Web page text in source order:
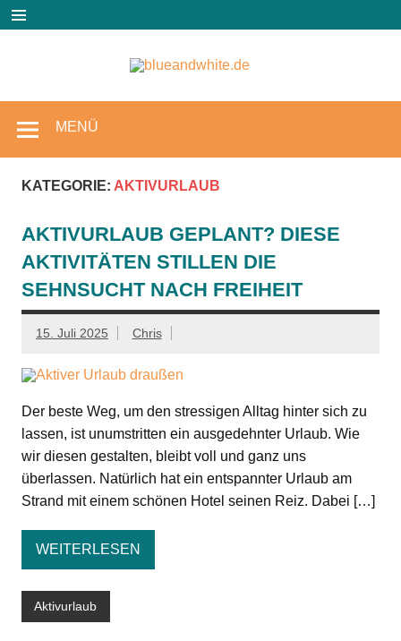
Inhalt
springen
MENÜ
KATEGORIE: AKTIVURLAUB
AKTIVURLAUB GEPLANT? DIESE
AKTIVITÄTEN STILLEN DIE
SEHNSUCHT NACH FREIHEIT
15. Juli 2025 Chris
Der beste Weg, um den stressigen Alltag hinter sich zu
lassen, ist unumstritten ein ausgedehnter Urlaub. Wie
wir diesen gestalten, bleibt voll und ganz uns
überlassen. Natürlich hat ein entspannter Urlaub am
Strand mit einem schönen Hotel seinen Reiz. Dabei […]
WEITERLESEN
Aktivurlaub